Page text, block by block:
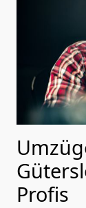
Profis